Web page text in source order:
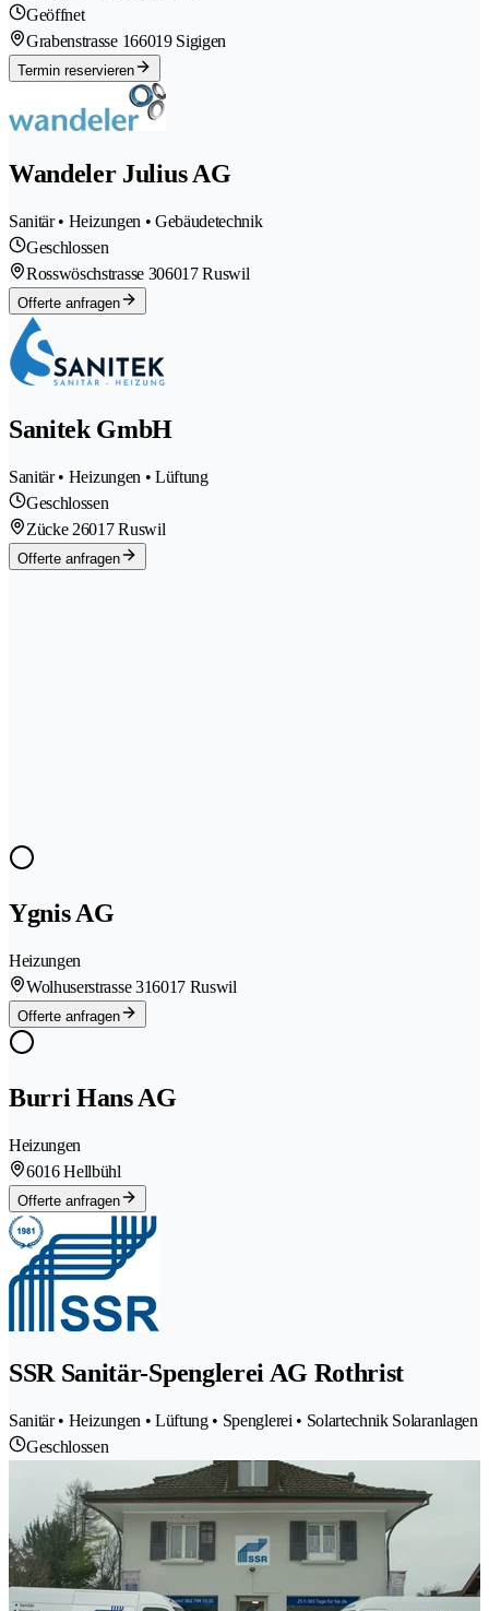
Geöffnet
Grabenstrasse 166019 Sigigen
Termin reservieren
Wandeler Julius AG
Sanitär • Heizungen • Gebäudetechnik
Geschlossen
Rosswöschstrasse 306017 Ruswil
Offerte anfragen
Sanitek GmbH
Sanitär • Heizungen • Lüftung
Geschlossen
Zücke 26017 Ruswil
Offerte anfragen
Ygnis AG
Heizungen
Wolhuserstrasse 316017 Ruswil
Offerte anfragen
Burri Hans AG
Heizungen
6016 Hellbühl
Offerte anfragen
SSR Sanitär-Spenglerei AG Rothrist
Sanitär • Heizungen • Lüftung • Spenglerei • Solartechnik Solaranlagen
Geschlossen